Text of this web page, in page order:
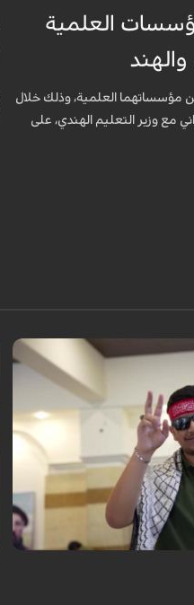
العلمية
مؤسساتهما العلمية، وذلك خلال
مع وزير التعليم الهندي، على
شجاعٌ للحياة تحت وطأة الحرب، حيث
والدمار، فنرى بعيونهم